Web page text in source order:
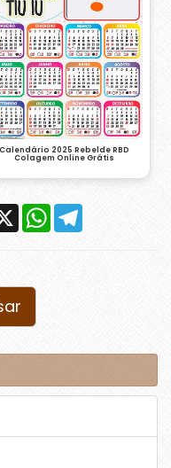
Calendário 2025 Rebelde RBD
Colagem Online Grátis
X WhatsApp